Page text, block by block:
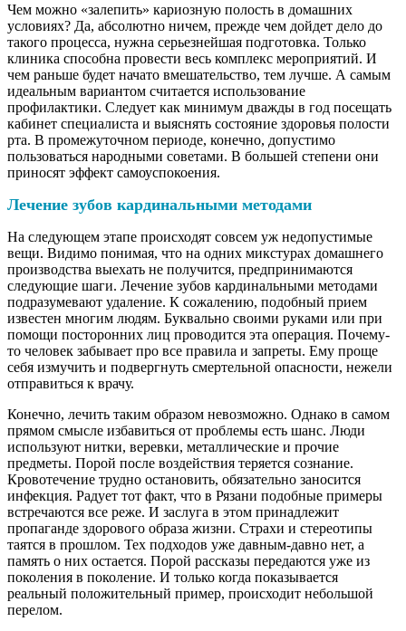
Чем можно «залепить» кариозную полость в домашних
условиях? Да, абсолютно ничем, прежде чем дойдет дело до
такого процесса, нужна серьезнейшая подготовка. Только
клиника способна провести весь комплекс мероприятий. И
чем раньше будет начато вмешательство, тем лучше. А самым
идеальным вариантом считается использование
профилактики. Следует как минимум дважды в год посещать
кабинет специалиста и выяснять состояние здоровья полости
рта. В промежуточном периоде, конечно, допустимо
пользоваться народными советами. В большей степени они
приносят эффект самоуспокоения.
Лечение зубов кардинальными методами
На следующем этапе происходят совсем уж недопустимые
вещи. Видимо понимая, что на одних микстурах домашнего
производства выехать не получится, предпринимаются
следующие шаги. Лечение зубов кардинальными методами
подразумевают удаление. К сожалению, подобный прием
известен многим людям. Буквально своими руками или при
помощи посторонних лиц проводится эта операция. Почему-
то человек забывает про все правила и запреты. Ему проще
себя измучить и подвергнуть смертельной опасности, нежели
отправиться к врачу.
Конечно, лечить таким образом невозможно. Однако в самом
прямом смысле избавиться от проблемы есть шанс. Люди
используют нитки, веревки, металлические и прочие
предметы. Порой после воздействия теряется сознание.
Кровотечение трудно остановить, обязательно заносится
инфекция. Радует тот факт, что в Рязани подобные примеры
встречаются все реже. И заслуга в этом принадлежит
пропаганде здорового образа жизни. Страхи и стереотипы
таятся в прошлом. Тех подходов уже давным-давно нет, а
память о них остается. Порой рассказы передаются уже из
поколения в поколение. И только когда показывается
реальный положительный пример, происходит небольшой
перелом.